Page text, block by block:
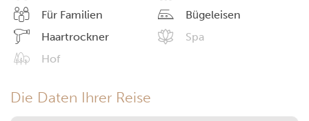
Für Familien
Bügeleisen
Haartrockner
Spa
Hof
Die Daten Ihrer Reise